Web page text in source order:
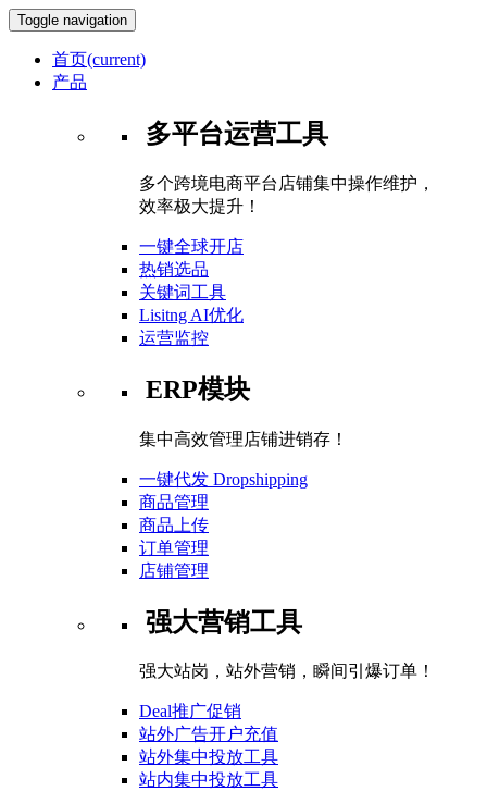
Toggle navigation
首页(current)
产品
多平台运营工具
多个跨境电商平台店铺集中操作维护，
效率极大提升！
一键全球开店
热销选品
关键词工具
Lisitng AI优化
运营监控
ERP模块
集中高效管理店铺进销存！
一键代发 Dropshipping
商品管理
商品上传
订单管理
店铺管理
强大营销工具
强大站岗，站外营销，瞬间引爆订单！
Deal推广促销
站外广告开户充值
站外集中投放工具
站内集中投放工具